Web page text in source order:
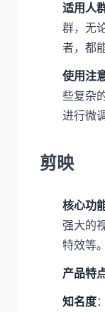
适用人
群，无
者，都
使用注
些复杂
进行微调
剪映
核心功
强大的
特效等。
产品特
知名度